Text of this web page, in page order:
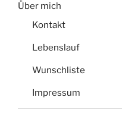
Über mich
Kontakt
Lebenslauf
Wunschliste
Impressum